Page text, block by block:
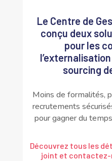
Le Centre de
conçu deux
pour les
sourcing
Moins de formalités,
recrutements
pour gagner du
Découvrez tous les
joint et contactez-